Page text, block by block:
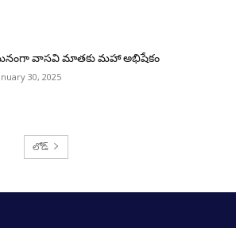
వాసవి మాతకు మహా అభిషేకం
30, 2025
లోడ్